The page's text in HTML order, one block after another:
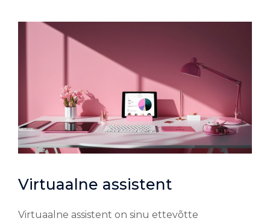
Virtuaalne assistent
Virtuaalne assistent on sinu ettevõtte